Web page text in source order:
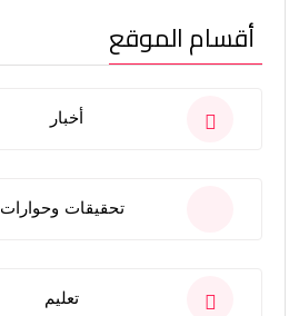
أقسام الموقع
أخبار
تحقيقات وحوارات
تعليم